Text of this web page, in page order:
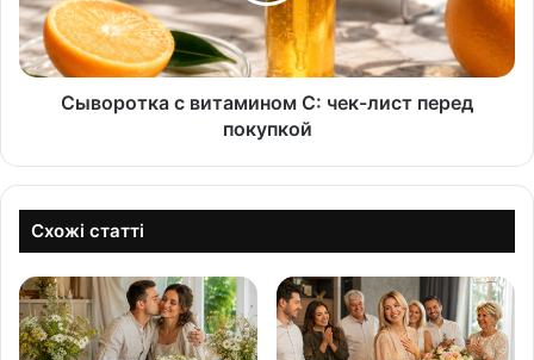
Сыворотка с витамином С: чек-лист перед
покупкой
Схожі статті